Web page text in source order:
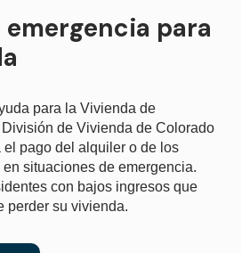
para
para la Vivienda de
de Vivienda de Colorado
el pago del alquiler o de los
situaciones de emergencia.
con bajos ingresos que
perder su vivienda.